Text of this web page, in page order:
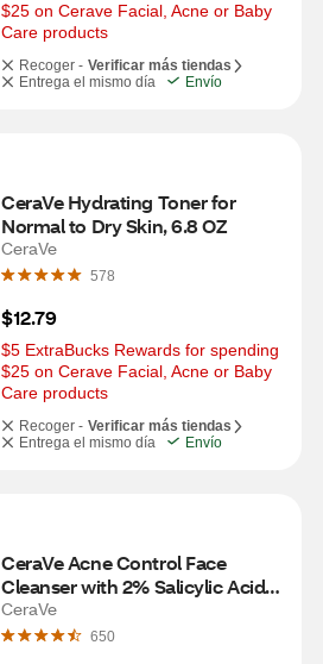
$25 on Cerave Facial, Acne or Baby
Care products
Recoger - Verificar más tiendas
Entrega el mismo día
Envío
CeraVe Hydrating Toner for
Normal to Dry Skin, 6.8 OZ
CeraVe
578
$12.79
$5 ExtraBucks Rewards for spending
$25 on Cerave Facial, Acne or Baby
Care products
Recoger - Verificar más tiendas
Entrega el mismo día
Envío
CeraVe Acne Control Face
Cleanser with 2% Salicylic Acid,
8 OZ
CeraVe
650